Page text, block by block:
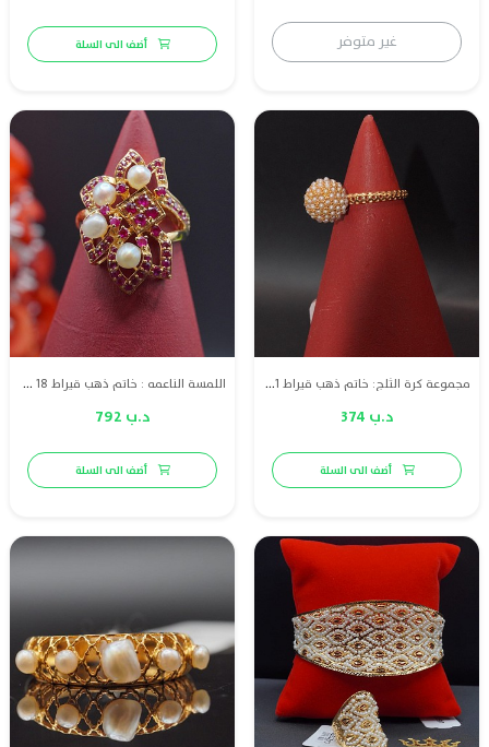
غير متوفر أضف الى السلة
مجموعة كرة الثلج: خاتم ذهب قيراط 21 مع لؤلؤ طبيعي بحريني
د.ب 374
أضف الى السلة
اللمسة الناعمه : خاتم ذهب قيراط 18 مع لؤلؤ طبيعي بحريني وياقوت
د.ب 792
أضف الى السلة